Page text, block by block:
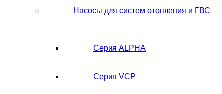
Насосы для систем отопления и ГВС
Серия ALPHA
Серия VCP